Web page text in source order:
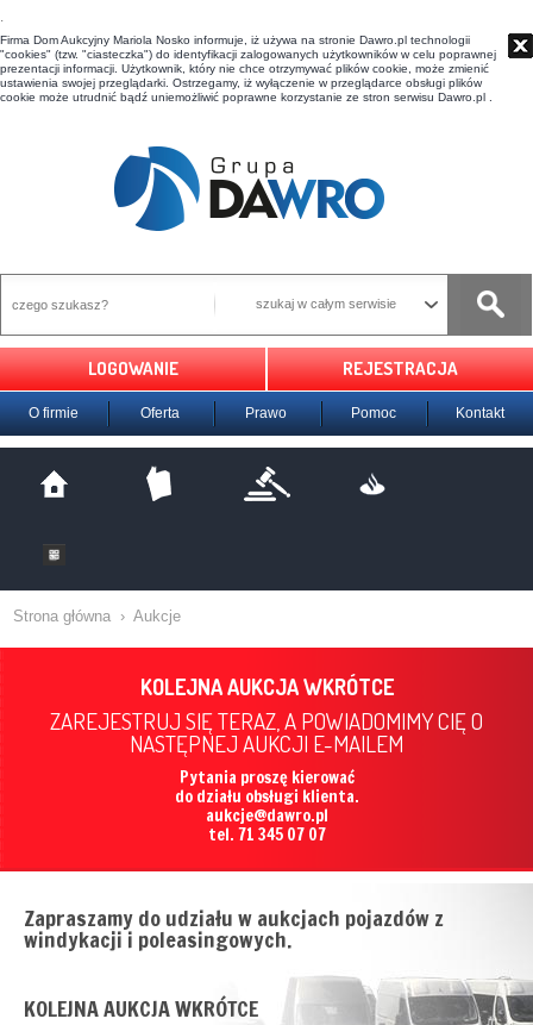
t
Firma Dom Aukcyjny Mariola Nosko informuje, iż używa na stronie Dawro.pl technologii
"cookies" (tzw. "ciasteczka") do identyfikacji zalogowanych użytkowników w celu poprawnej
prezentacji informacji. Użytkownik, który nie chce otrzymywać plików cookie, może zmienić
ustawienia swojej przeglądarki. Ostrzegamy, iż wyłączenie w przeglądarce obsługi plików
cookie może utrudnić bądź uniemożliwić poprawne korzystanie ze stron serwisu Dawro.pl .
szukaj w całym serwisie
LOGOWANIE REJESTRACJA
O firmie Oferta Prawo Pomoc Kontakt
Strona główna › Aukcje
KOLEJNA AUKCJA WKRÓTCE
ZAREJESTRUJ SIĘ TERAZ, A POWIADOMIMY CIĘ O
NASTĘPNEJ AUKCJI E-MAILEM
Pytania proszę kierować
do działu obsługi klienta.
aukcje@dawro.pl
tel. 71 345 07 07
Zapraszamy do udziału w aukcjach pojazdów z
windykacji i poleasingowych.
KOLEJNA AUKCJA WKRÓTCE